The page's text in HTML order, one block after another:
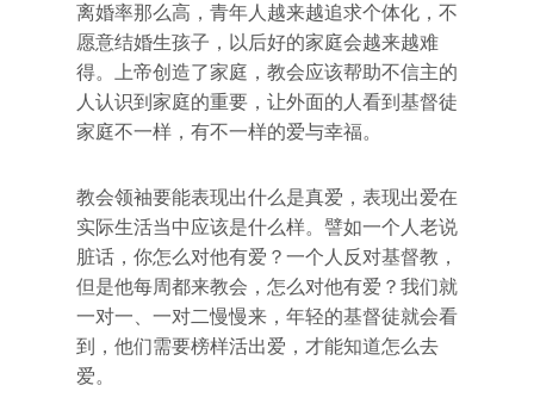
离婚率那么高，青年人越来越追求个体化，不
愿意结婚生孩子，以后好的家庭会越来越难
得。上帝创造了家庭，教会应该帮助不信主的
人认识到家庭的重要，让外面的人看到基督徒
家庭不一样，有不一样的爱与幸福。
教会领袖要能表现出什么是真爱，表现出爱在
实际生活当中应该是什么样。譬如一个人老说
脏话，你怎么对他有爱？一个人反对基督教，
但是他每周都来教会，怎么对他有爱？我们就
一对一、一对二慢慢来，年轻的基督徒就会看
到，他们需要榜样活出爱，才能知道怎么去
爱。